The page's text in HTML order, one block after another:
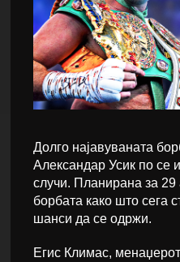
Долго најавуваната
Александар Усик по се
случи. Планирана за
борбата како што сега
шанси да се одржи.
Егис Климас,